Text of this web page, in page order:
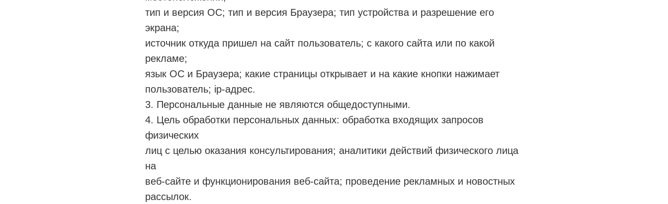
тип и версия ОС; тип и версия Браузера; тип устройства и разрешение его
экрана;
источник откуда пришел на сайт пользователь; с какого сайта или по какой
рекламе;
язык ОС и Браузера; какие страницы открывает и на какие кнопки нажимает
пользователь; ip-адрес.
3. Персональные данные не являются общедоступными.
4. Цель обработки персональных данных: обработка входящих запросов
физических
лиц с целью оказания консультирования; аналитики действий физического лица
на
веб-сайте и функционирования веб-сайта; проведение рекламных и новостных
рассылок.